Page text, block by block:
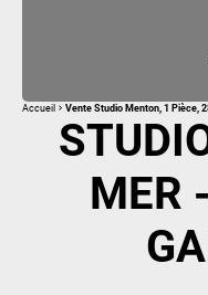
Accueil Vente Studio Menton, 1 Pièce,
MER